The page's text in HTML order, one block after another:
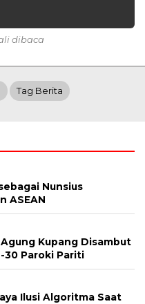
dibaca
Tag Berita
Nunsius
ASEAN
Kupang Disambut
30 Paroki Pariti
Ilusi Algoritma Saat